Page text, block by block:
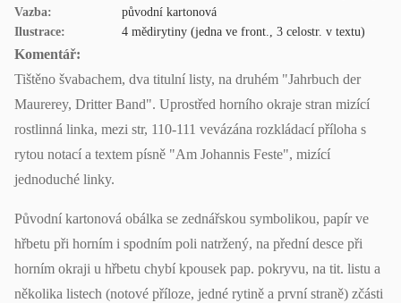
Vazba:
původní kartonová
Ilustrace:
4 mědirytiny (jedna ve front., 3 celostr. v textu)
Komentář:
Tištěno švabachem, dva titulní listy, na druhém "Jahrbuch der
Maurerey, Dritter Band". Uprostřed horního okraje stran mizící
rostlinná linka, mezi str, 110-111 vevázána rozkládací příloha s
rytou notací a textem písně "Am Johannis Feste", mizící
jednoduché linky.
Původní kartonová obálka se zednářskou symbolikou, papír ve
hřbetu při horním i spodním poli natržený, na přední desce při
horním okraji u hřbetu chybí kpousek pap. pokryvu, na tit. listu a
několika listech (notové příloze, jedné rytině a první straně) zčásti